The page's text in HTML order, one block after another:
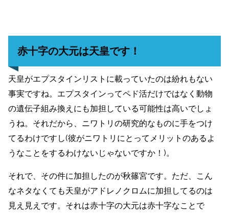
赤十字の大元は天皇です！
天皇がエプスタインリストに載っていたのは紛れもない
事実ですね。エプスタインってペド活だけではなく動物
の遺伝子組み換えにも加担している可能性は高いでしょ
うね。それだから、ニワトリの研究的なものに手をつけ
てるわけですし(彼がニワトリにとってメリットのあるよ
うなことをするわけないじゃないですか！)。
それで、その件に加担したのが秋篠宮です。ただ、こん
なネタなくても天皇がアドレノクロムに加担してるのは
見え見えです。それは赤十字の大元は赤十字なことで